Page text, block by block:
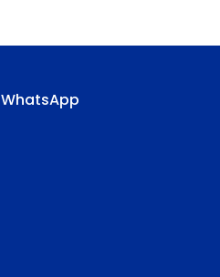
WhatsApp